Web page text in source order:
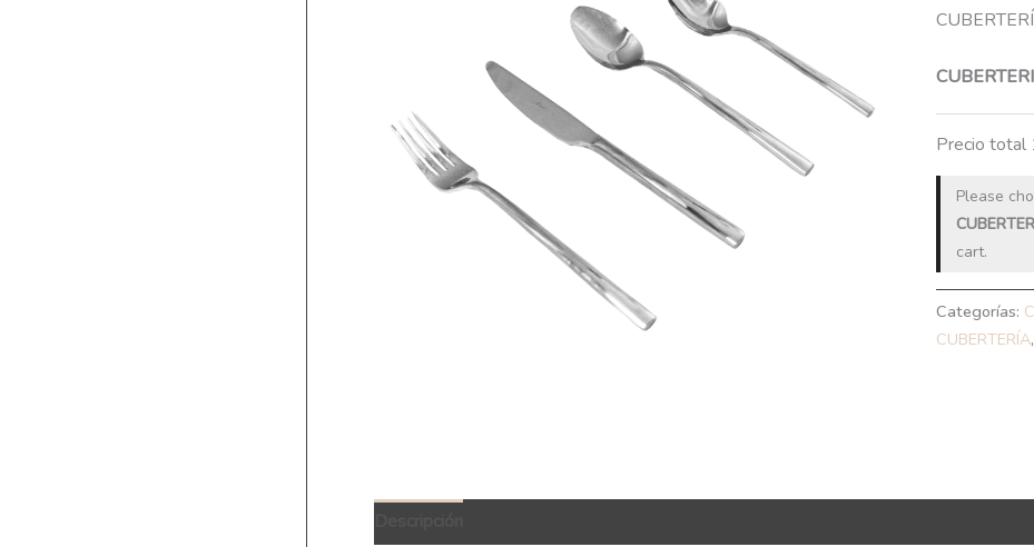
Precio total
Please
cart.
Categorías:
CUBERTERÍA,